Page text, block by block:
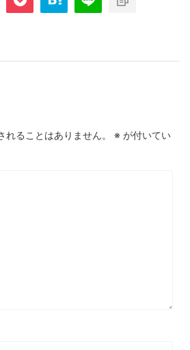
れることはありません。 ※ が付いてい